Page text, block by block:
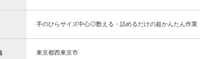
手のひらサイズ中心◎数える・詰めるだけの超かんたん作業
東京都西東京市